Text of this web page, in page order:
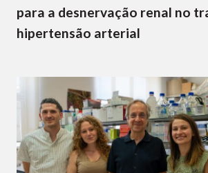
para a desnervação renal no
hipertensão arterial